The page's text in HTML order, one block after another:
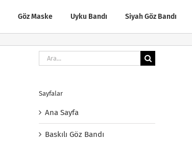
Göz Maske Uyku Bandı Siyah Göz Bandı
Ara:
Sayfalar
Ana Sayfa
Baskılı Göz Bandı